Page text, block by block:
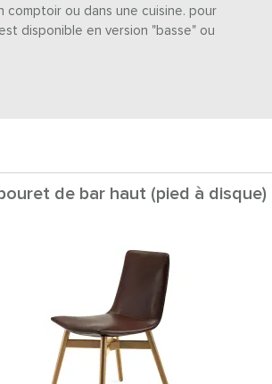
comptoir ou dans une cuisine. pour
disponible en version "basse" ou
de bar haut (pied à disque)